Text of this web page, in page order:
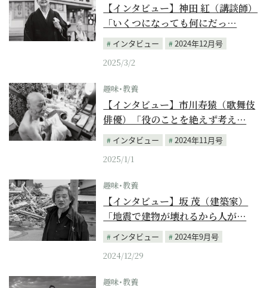
【インタビュー】神田 紅（講談師）
「いくつになっても何にだっ…
インタビュー
2024年12月号
2025/3/2
趣味･教養
【インタビュー】市川寿猿（歌舞伎
俳優）「役のことを絶えず考え…
インタビュー
2024年11月号
2025/1/1
趣味･教養
【インタビュー】坂 茂（建築家）
「地震で建物が壊れるから人が…
インタビュー
2024年9月号
2024/12/29
趣味･教養